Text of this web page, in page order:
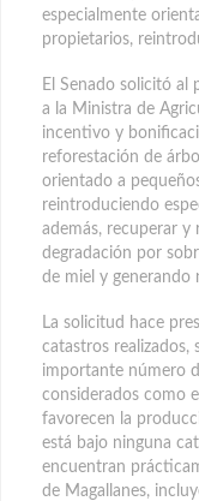
especialmente
propietarios,
El Senado solicitó al
a la Ministra de
incentivo y
reforestación de
orientado a
reintroduciendo
además, recuperar y
degradación por
de miel y generando
La solicitud hace
catastros realizados,
importante número
considerados como
favorecen la
está bajo ninguna
encuentran
de Magallanes,